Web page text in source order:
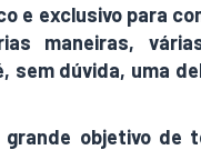
e exclusivo para
maneiras,
sem dúvida, uma
objetivo de